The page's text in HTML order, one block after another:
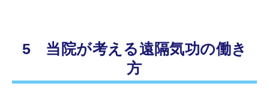
5 当院が考える遠隔気功の働き
方